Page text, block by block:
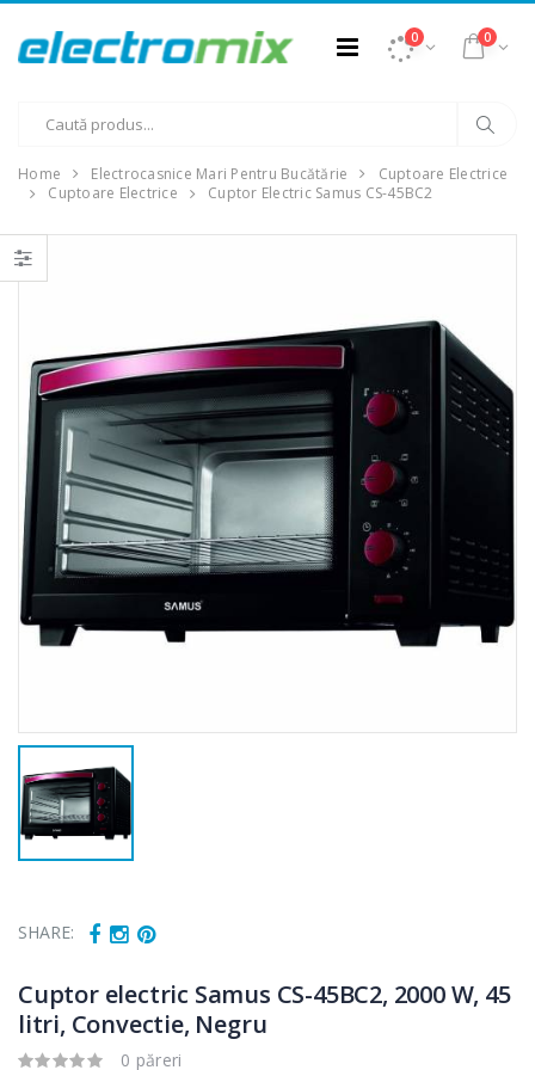
0 0
Home Electrocasnice Mari Pentru Bucătărie
Cuptoare Electrice
Cuptoare Electrice
Cuptor Electric Samus CS-45BC2
SHARE:
Cuptor electric Samus CS-45BC2, 2000 W, 45
litri, Convectie, Negru
0 păreri